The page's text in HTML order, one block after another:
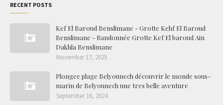
RECENT POSTS
Kef El Baroud Benslimane - Grotte Kehf El Baroud
Benslimane - Randonnée Grotte Kef El baroud Ain
Dakhla Benslimane
November 17, 2025
Plongee plage Belyounech découvrir le monde sous-
marin de Belyounech une tres belle aventure
September 16, 2024